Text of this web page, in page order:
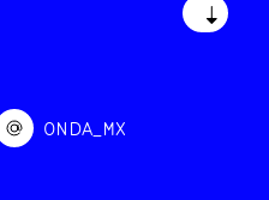
↓
ONDA_MX